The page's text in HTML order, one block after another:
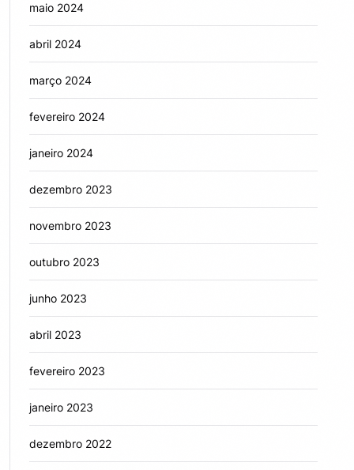
maio 2024
abril 2024
março 2024
fevereiro 2024
janeiro 2024
dezembro 2023
novembro 2023
outubro 2023
junho 2023
abril 2023
fevereiro 2023
janeiro 2023
dezembro 2022